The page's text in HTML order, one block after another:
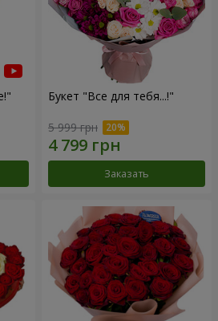
Букет "Все для тебя...!"
5 999 грн
Заказать